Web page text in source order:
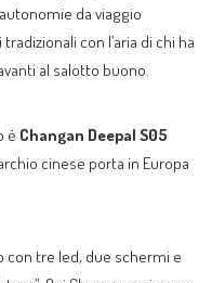
da viaggio
con l’aria di chi ha
al salotto buono.
è Changan Deepal S05
cinese porta in Europa
con tre led, due schermi e